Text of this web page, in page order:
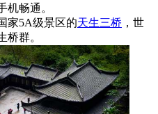
机畅通。
5A级景区的天生三桥 ，世
桥群。